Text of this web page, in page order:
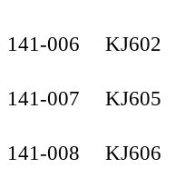
141-006 KJ602
141-007 KJ605
141-008 KJ606